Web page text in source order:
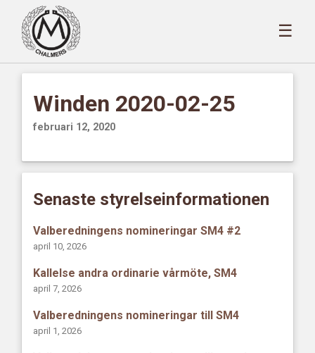
☰
Winden 2020-02-25
februari 12, 2020
Senaste styrelseinformationen
Valberedningens nomineringar SM4 #2
april 10, 2026
Kallelse andra ordinarie vårmöte, SM4
april 7, 2026
Valberedningens nomineringar till SM4
april 1, 2026